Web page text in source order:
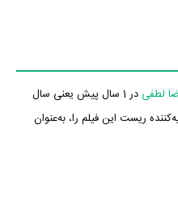
لطفی
در 1 سال پیش یعنی سال
ریست این فیلم را، به‌عنوان